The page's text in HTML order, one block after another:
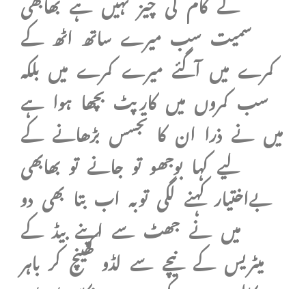
سمیت سب میرے ساتھ اٹھ کے
کمرے میں آگئے میرے کمرے میں بلکہ
سب کمروں میں کارپٹ بچھا ہوا ہے
میں نے ذرا ان کا تجسس بڑھانے کے
لیے کہا بوجھو تو جانے تو بھابھی
بےاختیار کہنے لگی توبہ اب بتا بھی دو
میں نے جھٹ سے اپنے بیڈ کے
میٹریس کے نیچے سے لڈو کھینچ کر باہر